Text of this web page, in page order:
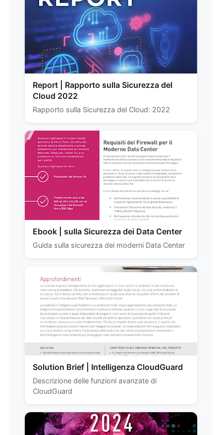
Report | Rapporto sulla Sicurezza del
Cloud 2022
Rapporto sulla Sicurezza del Cloud: 2022
Ebook | sulla Sicurezza dei Data Center
Guida sulla sicurezza dei moderni Data Center
Solution Brief | Intelligenza CloudGuard
Descrizione delle funzioni avanzate di
CloudGuard